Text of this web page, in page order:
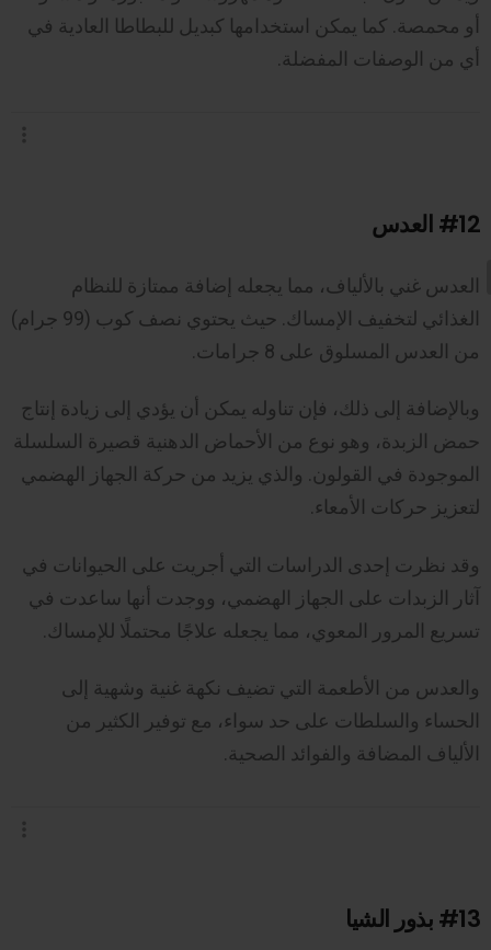
أو محمصة. كما يمكن استخدامها كبديل للبطاطا العادية في
أي من الوصفات المفضلة.
#12 العدس
العدس غني بالألياف، مما يجعله إضافة ممتازة للنظام
الغذائي لتخفيف الإمساك. حيث يحتوي نصف كوب (99 جرام)
من العدس المسلوق على 8 جرامات.
وبالإضافة إلى ذلك، فإن تناوله يمكن أن يؤدي إلى زيادة إنتاج
حمض الزبدة، وهو نوع من الأحماض الدهنية قصيرة السلسلة
الموجودة في القولون. والذي يزيد من حركة الجهاز الهضمي
لتعزيز حركات الأمعاء.
وقد نظرت إحدى الدراسات التي أجريت على الحيوانات في
آثار الزبدات على الجهاز الهضمي، ووجدت أنها ساعدت في
تسريع المرور المعوي، مما يجعله علاجًا محتملًا للإمساك.
والعدس من الأطعمة التي تضيف نكهة غنية وشهية إلى
الحساء والسلطات على حد سواء، مع توفير الكثير من
الألياف المضافة والفوائد الصحية.
#13 بذور الشيا